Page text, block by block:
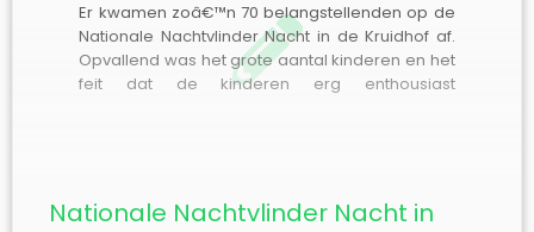
Er kwamen zoâ€™n 70 belangstellenden op de
Nationale Nachtvlinder Nacht in de Kruidhof af.
Opvallend was het grote aantal kinderen en het
feit dat de kinderen erg enthousiast
Nationale Nachtvlinder Nacht in